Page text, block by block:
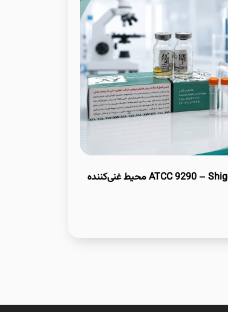
ATCC 9290 – Shigella sonnei محیط غنی‌کننده